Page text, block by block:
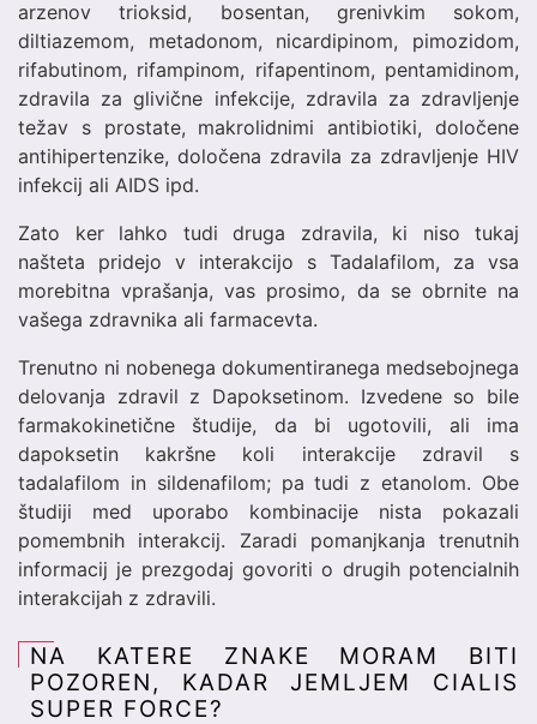
arzenov trioksid, bosentan, grenivkim sokom,
diltiazemom, metadonom, nicardipinom, pimozidom,
rifabutinom, rifampinom, rifapentinom, pentamidinom,
zdravila za glivične infekcije, zdravila za zdravljenje
težav s prostate, makrolidnimi antibiotiki, določene
antihipertenzike, določena zdravila za zdravljenje HIV
infekcij ali AIDS ipd.
Zato ker lahko tudi druga zdravila, ki niso tukaj
našteta pridejo v interakcijo s Tadalafilom, za vsa
morebitna vprašanja, vas prosimo, da se obrnite na
vašega zdravnika ali farmacevta.
Trenutno ni nobenega dokumentiranega medsebojnega
delovanja zdravil z Dapoksetinom. Izvedene so bile
farmakokinetične študije, da bi ugotovili, ali ima
dapoksetin kakršne koli interakcije zdravil s
tadalafilom in sildenafilom; pa tudi z etanolom. Obe
študiji med uporabo kombinacije nista pokazali
pomembnih interakcij. Zaradi pomanjkanja trenutnih
informacij je prezgodaj govoriti o drugih potencialnih
interakcijah z zdravili.
NA KATERE ZNAKE MORAM BITI
POZOREN, KADAR JEMLJEM CIALIS
SUPER FORCE?